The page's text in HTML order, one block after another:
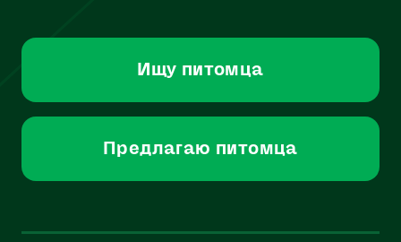
Ищу питомца
Предлагаю питомца